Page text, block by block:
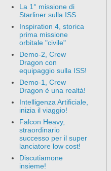
La 1° missione di
Starliner sulla ISS
Inspiration 4, storica
prima missione
orbitale "civile"
Demo-2, Crew
Dragon con
equipaggio sulla ISS!
Demo-1, Crew
Dragon è una realtà!
Intelligenza Artificiale,
inizia il viaggio!
Falcon Heavy,
straordinario
successo per il super
lanciatore low cost!
Discutiamone
insieme!